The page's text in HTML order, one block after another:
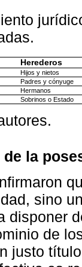
Herederos
Hijos y nietos
Padres y cónyuge
Hermanos
Sobrinos o Estado
la
sino
disponer
de
justo